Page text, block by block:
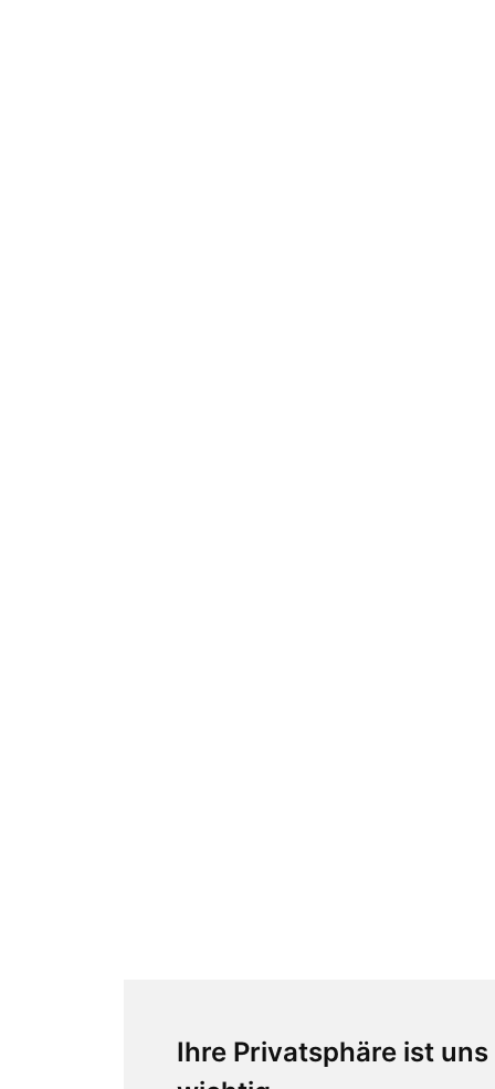
Ihre Privatsphäre ist uns